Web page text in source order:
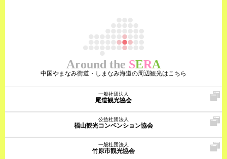
Around the SERA
中国やまなみ街道・しまなみ海道の周辺観光はこちら
一般社団法人
尾道観光協会
公益社団法人
福山観光コンベンション協会
一般社団法人
竹原市観光協会